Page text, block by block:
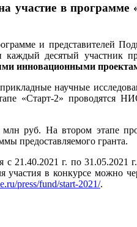
участие в
и представителей
каждый десятый
инновационными
научные
«Старт-2» проводятся
руб. На втором этапе
предоставляемого гранта.
21.40.2021 г. по
участия в конкурсе можно
press/fund/start-2021/.